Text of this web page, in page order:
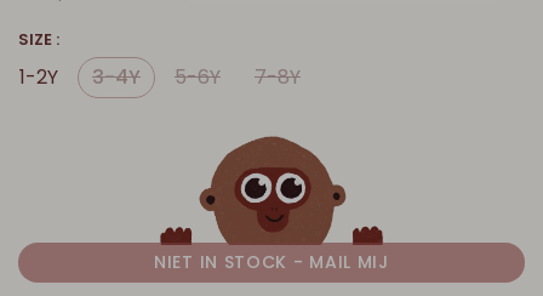
SIZE :
1-2Y 3-4Y 5-6Y 7-8Y
NIET IN STOCK - MAIL MIJ